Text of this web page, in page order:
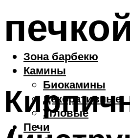
Зона барбекю
Камины
Биокамины
Декоративные
Угловые
Печи